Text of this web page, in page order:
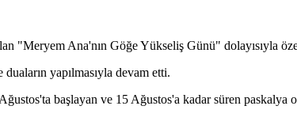
Ana'nın Göğe Yükseliş Günü" dolayısıyla
yapılmasıyla devam etti.
başlayan ve 15 Ağustos'a kadar süren paskalya